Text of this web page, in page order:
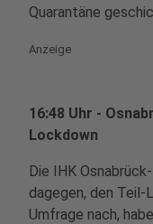
Quarantäne
Anzeige
16:48 Uhr -
Lockdown
Die IHK
dagegen, den Teil-
Umfrage nach,